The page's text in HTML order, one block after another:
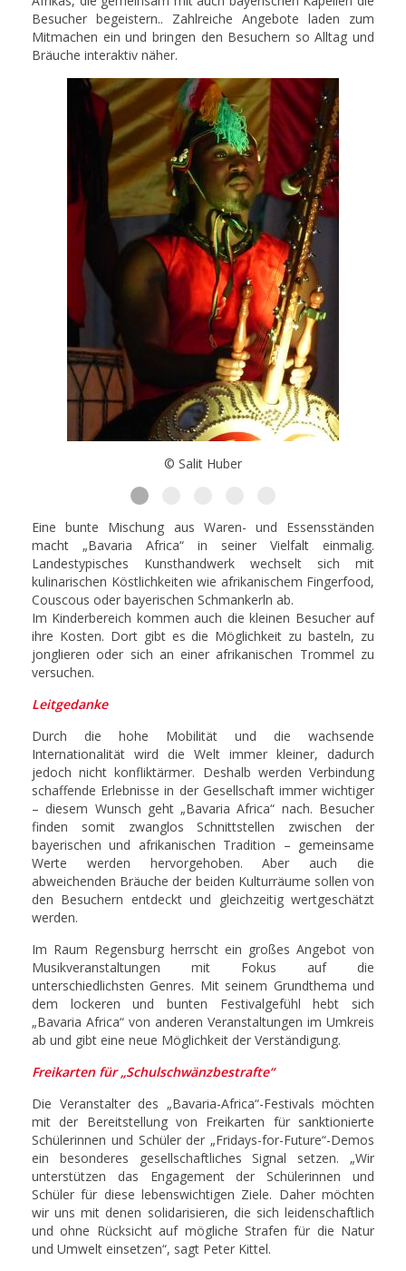
Besucher begeistern.. Zahlreiche Angebote laden zum
Mitmachen ein und bringen den Besuchern so Alltag und
Bräuche interaktiv näher.
© Salit Huber
Eine bunte Mischung aus Waren- und Essensständen
macht „Bavaria Africa“ in seiner Vielfalt einmalig.
Landestypisches Kunsthandwerk wechselt sich mit
kulinarischen Köstlichkeiten wie afrikanischem Fingerfood,
Couscous oder bayerischen Schmankerln ab.
Im Kinderbereich kommen auch die kleinen Besucher auf
ihre Kosten. Dort gibt es die Möglichkeit zu basteln, zu
jonglieren oder sich an einer afrikanischen Trommel zu
versuchen.
Leitgedanke
Durch die hohe Mobilität und die wachsende
Internationalität wird die Welt immer kleiner, dadurch
jedoch nicht konfliktärmer. Deshalb werden Verbindung
schaffende Erlebnisse in der Gesellschaft immer wichtiger
– diesem Wunsch geht „Bavaria Africa“ nach. Besucher
finden somit zwanglos Schnittstellen zwischen der
bayerischen und afrikanischen Tradition – gemeinsame
Werte werden hervorgehoben. Aber auch die
abweichenden Bräuche der beiden Kulturräume sollen von
den Besuchern entdeckt und gleichzeitig wertgeschätzt
werden.
Im Raum Regensburg herrscht ein großes Angebot von
Musikveranstaltungen mit Fokus auf die
unterschiedlichsten Genres. Mit seinem Grundthema und
dem lockeren und bunten Festivalgefühl hebt sich
„Bavaria Africa“ von anderen Veranstaltungen im Umkreis
ab und gibt eine neue Möglichkeit der Verständigung.
Freikarten für„Schulschwänzbestrafte“
Die Veranstalter des „Bavaria-Africa“-Festivals möchten
mit der Bereitstellung von Freikarten für sanktionierte
Schülerinnen und Schüler der „Fridays-for-Future“-Demos
ein besonderes gesellschaftliches Signal setzen. „Wir
unterstützen das Engagement der Schülerinnen und
Schüler für diese lebenswichtigen Ziele. Daher möchten
wir uns mit denen solidarisieren, die sich leidenschaftlich
und ohne Rücksicht auf mögliche Strafen für die Natur
und Umwelt einsetzen“, sagt Peter Kittel.